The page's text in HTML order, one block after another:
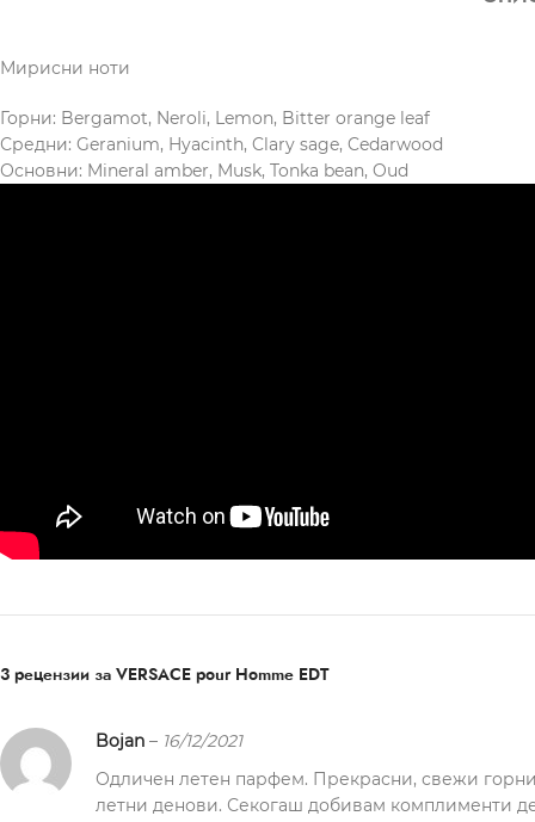
Мирисни ноти
Горни: Bergamot, Neroli, Lemon, Bitter orange leaf
Средни: Geranium, Hyacinth, Clary sage, Cedarwood
Основни: Mineral amber, Musk, Tonka bean, Oud
3 рецензии за VERSACE pour Homme EDT
Bojan – 16/12/2021
Одличен летен парфем. Прекрасни, свежи
летни денови. Секогаш добивам комплименти